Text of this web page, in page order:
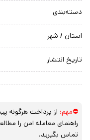
دسته‌بندی
استان / شهر
تاریخ انتشار
⛔مهم: از پرداخت هرگونه
راهنمای معامله امن را
تماس بگیرید.